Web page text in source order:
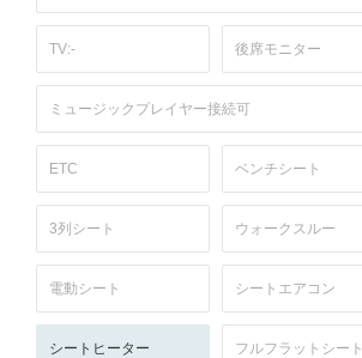
TV:- 後席モニター
ミュージックプレイヤー接続可
ETC ベンチシート
3列シート ウォークスルー
電動シート シートエアコン
シートヒーター フルフラットシート